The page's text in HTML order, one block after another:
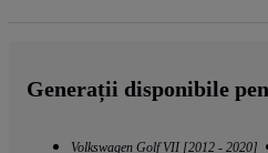
Generații disponibile
Volkswagen Golf VII [2012 - 2020]